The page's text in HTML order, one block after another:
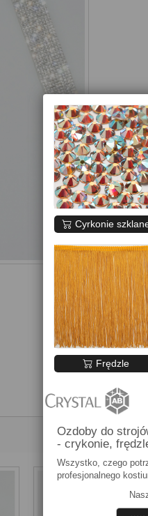
Cyrkonie
Frędzle
Ozdoby do
- crykonie,
Wszystko, czego
profesjonalnego